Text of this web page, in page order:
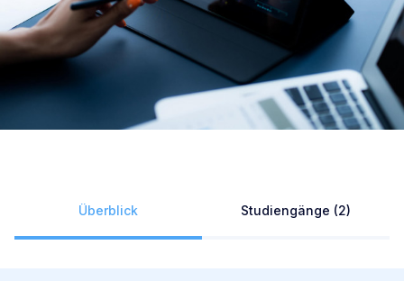
Überblick Studiengänge (2)